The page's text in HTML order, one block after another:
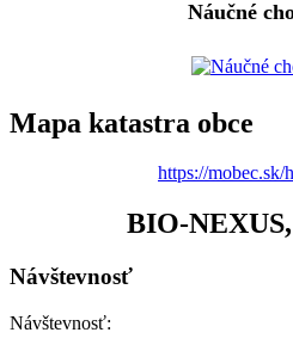
Náučné
Mapa katastra obce
https://mobec.sk/
BIO-
Návštevnosť
Návštevnosť: